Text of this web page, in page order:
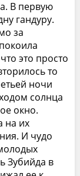
В первую
гандуру.
за
это просто
то
ночи
солнца
окно.
на их
И чудо
Зубийда в